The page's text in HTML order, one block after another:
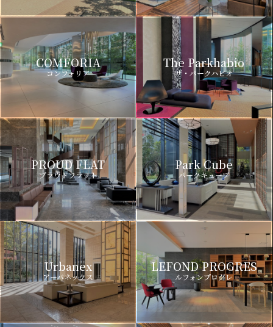
COMFORIA
コンフォリア
The Parkhabio
ザ・パークハビオ
PROUD FLAT
プラウドフラット
Park Cube
パークキューブ
Urbanex
アーバネックス
LEFOND PROGRES
ルフォンプログレ